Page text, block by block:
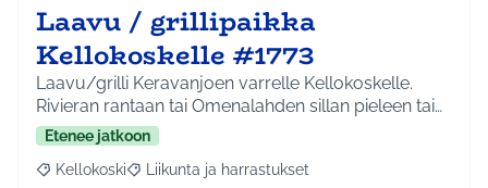
Laavu / grillipaikka
Kellokoskelle #1773
Laavu/grilli Keravanjoen varrelle Kellokoskelle.
Rivieran rantaan tai Omenalahden sillan pieleen tai…
Etenee jatkoon
Rajaa tulokset aihepiirin mukaan: Kellokoski
Kellokoski Rajaa tulokset teeman mukaan: Liikunta ja
Liikunta ja harrastukset